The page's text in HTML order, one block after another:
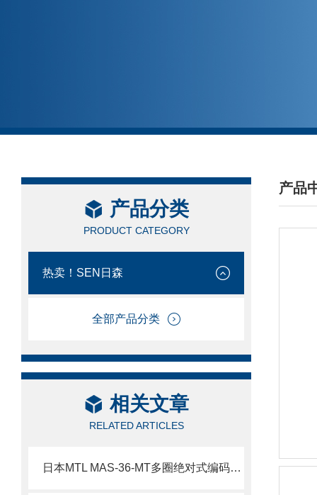
产品分类
PRODUCT CATEGORY
热卖！SEN日森
全部产品分类
相关文章
RELATED ARTICLES
日本MTL MAS-36-MT多圈绝对式编码器技术介绍
产品
/